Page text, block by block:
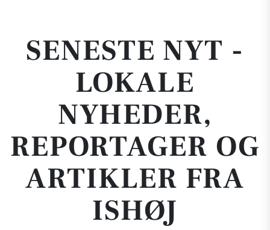
SENESTE NYT -
LOKALE
NYHEDER,
REPORTAGER OG
ARTIKLER FRA
ISHØJ